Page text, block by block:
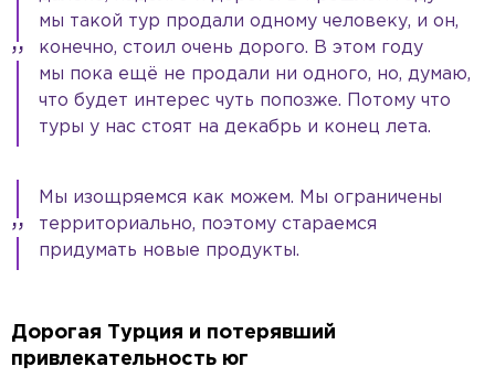
мы такой тур продали одному человеку, и он,
конечно, стоил очень дорого. В этом году
мы пока ещё не продали ни одного, но, думаю,
что будет интерес чуть попозже. Потому что
туры у нас стоят на декабрь и конец лета.
Мы изощряемся как можем. Мы ограничены
территориально, поэтому стараемся
придумать новые продукты.
Дорогая Турция и потерявший
привлекательность юг